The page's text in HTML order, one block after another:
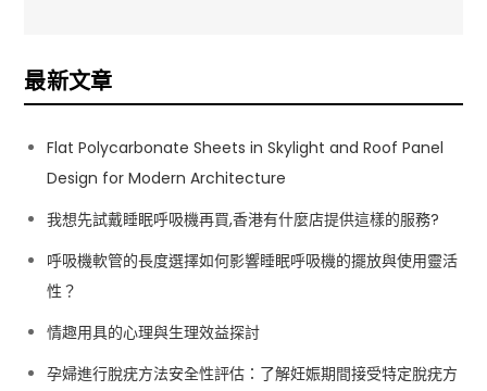
最新文章
Flat Polycarbonate Sheets in Skylight and Roof Panel
Design for Modern Architecture
我想先試戴睡眠呼吸機再買,香港有什麼店提供這樣的服務?
呼吸機軟管的長度選擇如何影響睡眠呼吸機的擺放與使用靈活
性？
情趣用具的心理與生理效益探討
孕婦進行脫疣方法安全性評估：了解妊娠期間接受特定脫疣方